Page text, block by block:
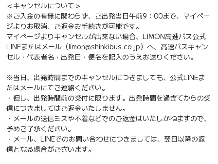
＜キャンセルについて＞
※ご入金の有無に関わらず、ご出発当日午前9：00まで、マイペー
ジよりお取消、ご返金お手続きが可能です。
マイページよりキャンセルが出来ない場合、LIMON高速バス公式
LINEまたはメール（limon@shinkibus.co.jp）へ、高速バスキャン
セル・代表者名・出発日・便名を記入のうえお送りください。
※当日、出発時間までのキャンセルにつきましても、公式LINEま
たはメールにてご連絡ください。
・但し、出発時間前の受付に限ります。出発時間を過ぎてからの受
信につきましてはご返金いたしません。
・メールの送信ミスや不着などでのご返金はいたしかねますので、
予めご了承ください。
・メール、LINEでのお問い合わせにつきましては、翌日以降の返
信となる場合がございます。